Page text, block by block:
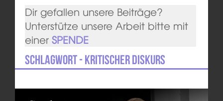
Dir gefallen unsere Beiträge?
Unterstütze unsere Arbeit bitte mit
einer SPENDE
Schlagwort - kritischer Diskurs